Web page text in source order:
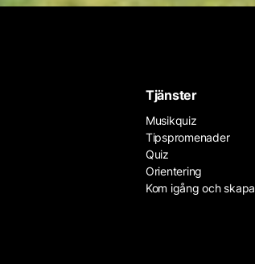
Tjänster
Musikquiz
Tipspromenader
Quiz
Orientering
Kom igång och skapa